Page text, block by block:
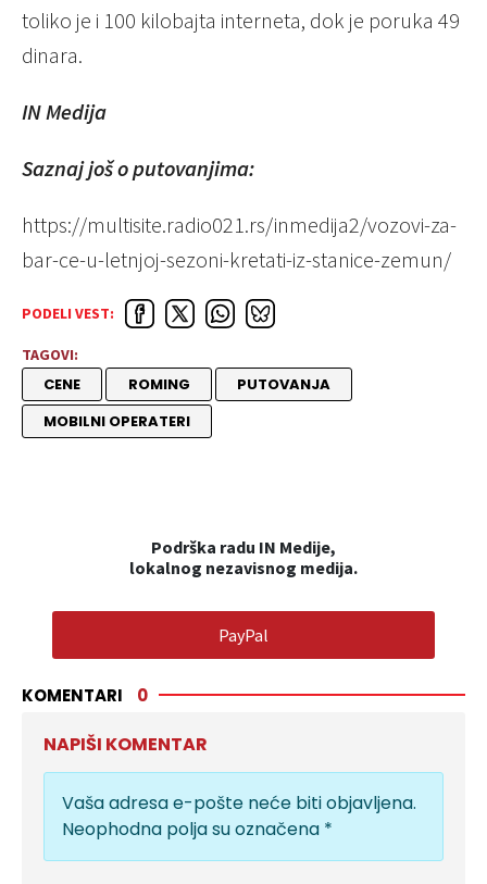
toliko je i 100 kilobajta interneta, dok je poruka 49
dinara.
IN Medija
Saznaj još o putovanjima:
https://multisite.radio021.rs/inmedija2/vozovi-za-
bar-ce-u-letnjoj-sezoni-kretati-iz-stanice-zemun/
PODELI VEST:
TAGOVI:
CENE ROMING
PUTOVANJA
MOBILNI OPERATERI
Podrška radu IN Medije,
lokalnog nezavisnog medija.
PayPal
KOMENTARI 0
NAPIŠI KOMENTAR
Vaša adresa e-pošte neće biti objavljena.
Neophodna polja su označena *